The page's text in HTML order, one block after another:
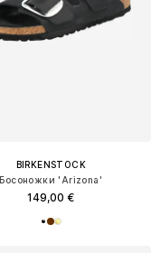
BIRKENSTOCK
Босоножки 'Arizona'
149,00 €